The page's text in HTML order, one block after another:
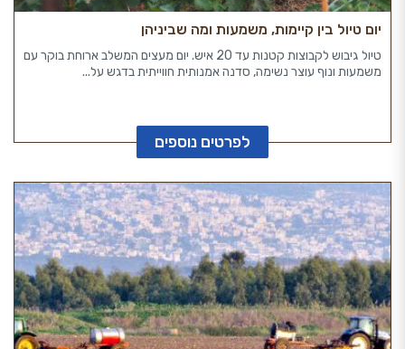
יום טיול בין קיימות, משמעות ומה שביניהן
טיול גיבוש לקבוצות קטנות עד 20 איש. יום מעצים המשלב ארוחת בוקר עם
משמעות ונוף עוצר נשימה, סדנה אמנותית חווייתית בדגש על...
לפרטים נוספים